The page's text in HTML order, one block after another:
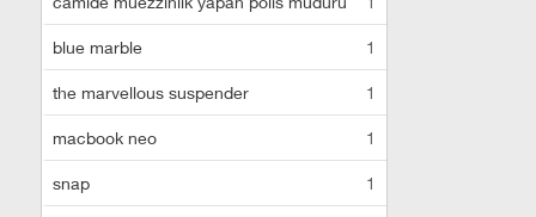
blue marble 1
the marvellous suspender 1
macbook neo 1
snap 1